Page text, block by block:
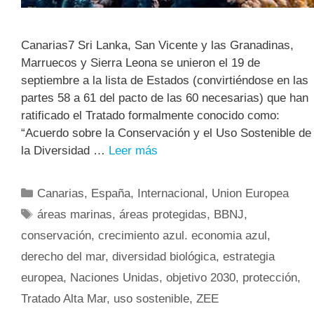
Canarias7 Sri Lanka, San Vicente y las Granadinas,
Marruecos y Sierra Leona se unieron el 19 de
septiembre a la lista de Estados (convirtiéndose en las
partes 58 a 61 del pacto de las 60 necesarias) que han
ratificado el Tratado formalmente conocido como:
“Acuerdo sobre la Conservación y el Uso Sostenible de
la Diversidad … Leer más
Canarias, España, Internacional , Union Europea
áreas marinas,áreas protegidas, BBNJ,
conservación, crecimiento azul. economia azul ,
derecho del mar, diversidad biológica, estrategia
europea, Naciones Unidas, objetivo 2030, protección,
Tratado Alta Mar, uso sostenible, ZEE